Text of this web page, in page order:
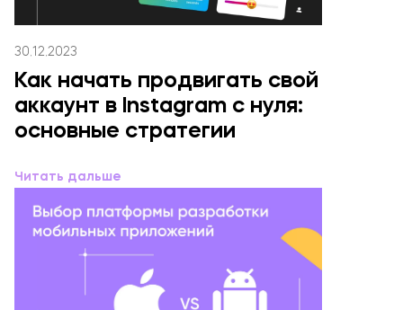
30.12.2023
Как начать продвигать свой
аккаунт в Instagram с нуля:
основные стратегии
Читать дальше